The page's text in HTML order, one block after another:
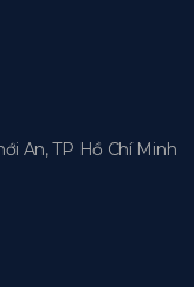
An, TP Hồ Chí Minh